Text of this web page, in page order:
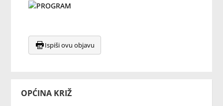
OPĆINA KRIŽ
Ispiši ovu objavu